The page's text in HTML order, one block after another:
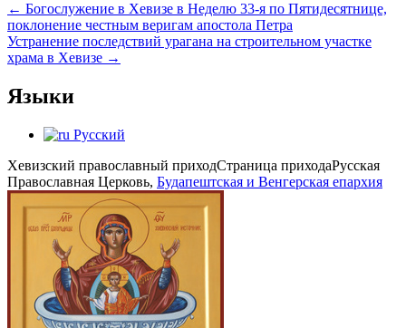
← Богослужение в Хевизе в Неделю 33-я по Пятидесятнице,
поклонение честным веригам апостола Петра
Устранение последствий урагана на строительном участке
храма в Хевизе →
Языки
Русский
Хевизский православный приходСтраница приходаРусская
Православная Церковь, Будапештская и Венгерская епархия